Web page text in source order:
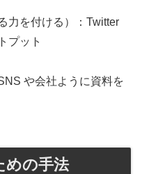
力を付ける）：Twitter
プット
や会社ように資料を
めの手法